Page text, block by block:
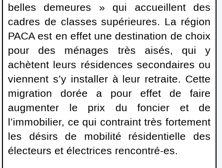
belles demeures » qui accueillent des
cadres de classes supérieures. La région
PACA est en effet une destination de choix
pour des ménages très aisés, qui y
achètent leurs résidences secondaires ou
viennent s’y installer à leur retraite. Cette
migration dorée a pour effet de faire
augmenter le prix du foncier et de
l’immobilier, ce qui contraint très fortement
les désirs de mobilité résidentielle des
électeurs et électrices rencontré-es.